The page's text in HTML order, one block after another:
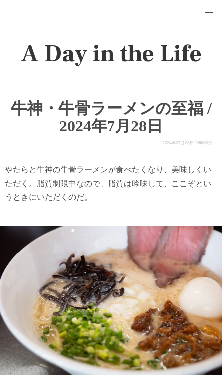
A Day in the Life
牛神・牛骨ラーメンの至福 /
2024年7月28日
2024年07月28日 12時00分
やたらと牛神の牛骨ラーメンが食べたくなり、美味しくい
ただく。脂質制限中なので、脂質は吟味して、ここぞとい
うときにいただくのだ。